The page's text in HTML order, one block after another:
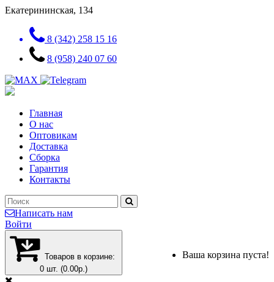
Екатерининская, 134
8 (342) 258 15 16
8 (958) 240 07 60
Главная
О нас
Оптовикам
Доставка
Сборка
Гарантия
Контакты
Написать нам
Войти
Товаров в корзине:
0 шт. (0.00р.)
Ваша корзина пуста!